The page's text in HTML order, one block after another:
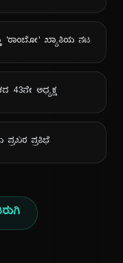
'ರಾಂಬೋ' ಖ್ಯಾತಿಯ ನಟ
43ನೇ ಅಧ್ಯಕ್ಷ
ಪ್ರಖರ ಪ್ರತಿಭೆ